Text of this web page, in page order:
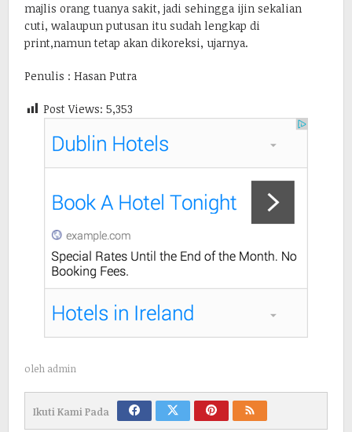
majlis orang tuanya sakit, jadi sehingga ijin sekalian
cuti, walaupun putusan itu sudah lengkap di
print,namun tetap akan dikoreksi, ujarnya.
Penulis : Hasan Putra
Post Views: 5,353
oleh admin
Ikuti Kami Pada